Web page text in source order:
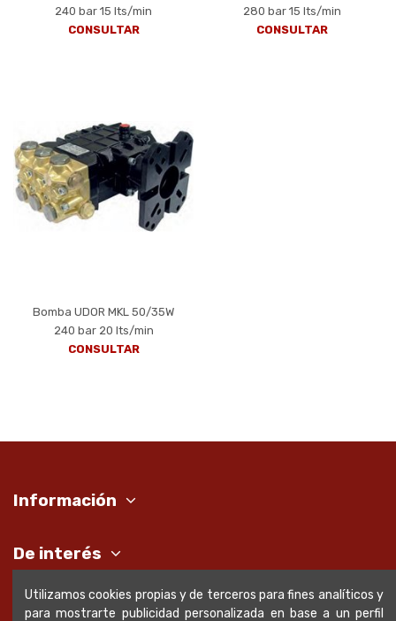
240 bar 15 lts/min
CONSULTAR
280 bar 15 lts/min
CONSULTAR
Bomba UDOR MKL 50/35W
240 bar 20 lts/min
CONSULTAR
Información
De interés
Nuestros datos de contacto
Utilizamos cookies propias y de terceros para fines analíticos y
para mostrarte publicidad personalizada en base a un perfil